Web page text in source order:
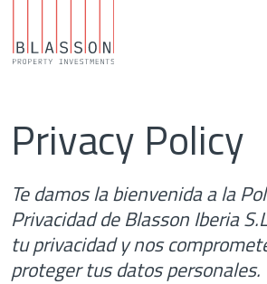
About Blasson
Contact
Follow us
Instagram
Privacy Policy
Te damos la bienvenida a la
Privacidad de Blasson Iberia
tu privacidad y nos
proteger tus datos personales.